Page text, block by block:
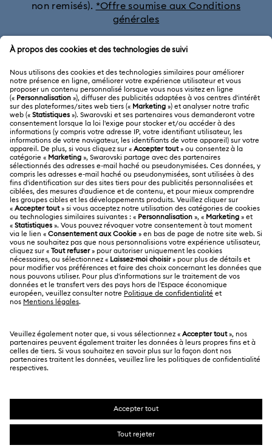
non remisés). *Offre soumise aux Conditions
générales
Rejoignez le club
SERVICE CLIENTÈLE
Aperçu du service clientèle
Solde de la carte cadeau
Statut de réparation
Contactez-Nous
Calculer votre taille
Rechercher une boutique
A PROPOS
À propos de Swarovski
Emploi & Carrières
Alumni Community
Pour les professionnels
Swarovski Created Diamonds
Kristallwelten
MENTIONS LÉGALES
Conditions D’Utilisation
Conditions Générales
Politique De Confidentialité
Gestion Des Cookies
Mention Légale
Déclaration de consentement relative à la protection des
Autres pays/régions
English
Deutsch Español Français
SWAROVSKI et le logo Cygne sont des marques
déposées de Swarovski AG.